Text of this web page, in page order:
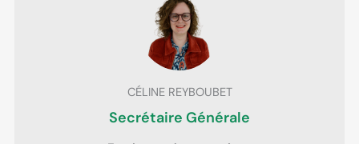
CÉLINE REYBOUBET
Secrétaire Générale